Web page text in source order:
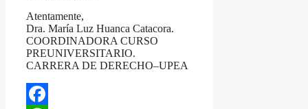
Atentamente,
Dra. María Luz Huanca Catacora.
COORDINADORA CURSO
PREUNIVERSITARIO.
CARRERA DE DERECHO–UPEA